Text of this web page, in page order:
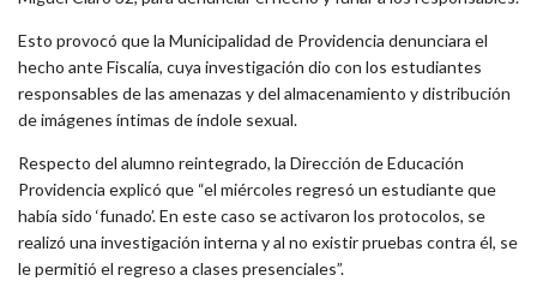
Esto provocó que la Municipalidad de Providencia denunciara el
hecho ante Fiscalía, cuya investigación dio con los estudiantes
responsables de las amenazas y del almacenamiento y distribución
de imágenes íntimas de índole sexual.
Respecto del alumno reintegrado, la Dirección de Educación
Providencia explicó que “el miércoles regresó un estudiante que
había sido ‘funado’. En este caso se activaron los protocolos, se
realizó una investigación interna y al no existir pruebas contra él, se
le permitió el regreso a clases presenciales”.